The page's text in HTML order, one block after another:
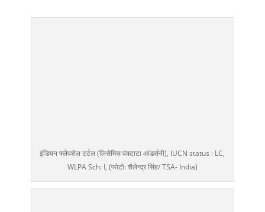
इंडियन फ्लेपशेल टर्टल (लिसेमिस पंक्टाटा आंडर्सनी), IUCN status : LC,
WLPA Sch: I, (फोटो: शैलेन्द्र सिंह/ TSA- India)